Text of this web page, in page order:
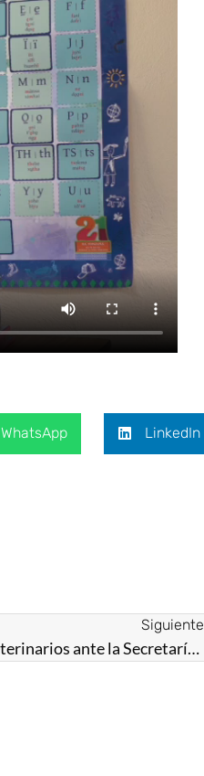
WhatsApp LinkedIn
Siguiente
Certifica EdoMéx a 28 veterinarios ante la Secretaría de Agricultura Federal; vigilarán la nueva normatividad contra la tuberculosis bovina